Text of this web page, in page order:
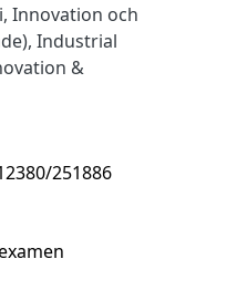
, Innovation och
, Industrial
&
251886